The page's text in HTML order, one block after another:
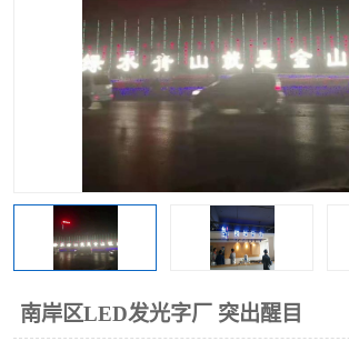
南岸区LED发光字厂 突出醒目